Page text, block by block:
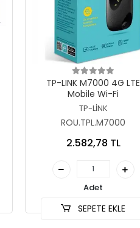
Sepete Ekle
TP-LINK M7000 4G LTE
Mobile Wi-Fi
TP-LİNK
ROU.TPL.M7000
2.582,78 TL
Adet
SEPETE EKLE